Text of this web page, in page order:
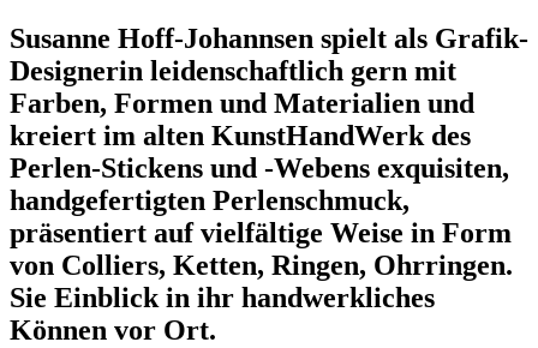
Susanne Hoff-Johannsen spielt als Grafik-
Designerin leidenschaftlich gern mit
Farben, Formen und Materialien und
kreiert im alten KunstHandWerk des
Perlen-Stickens und -Webens exquisiten,
handgefertigten Perlenschmuck,
präsentiert auf vielfältige Weise in Form
von Colliers, Ketten, Ringen, Ohrringen.
Sie Einblick in ihr handwerkliches
Können vor Ort.